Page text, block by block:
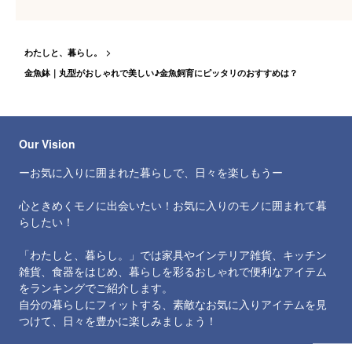
わたしと、暮らし。
金魚鉢｜丸型がおしゃれで美しい♪金魚飼育にピッタリのおすすめは？
Our Vision
ーお気に入りに囲まれた暮らしで、日々を楽しもうー
心ときめくモノに出会いたい！お気に入りのモノに囲まれて暮
らしたい！
「わたしと、暮らし。」では家具やインテリア雑貨、キッチン
雑貨、食器をはじめ、暮らしを彩るおしゃれで便利なアイテム
をランキングでご紹介します。
自分の暮らしにフィットする、素敵なお気に入りアイテムを見
つけて、日々を豊かに楽しみましょう！